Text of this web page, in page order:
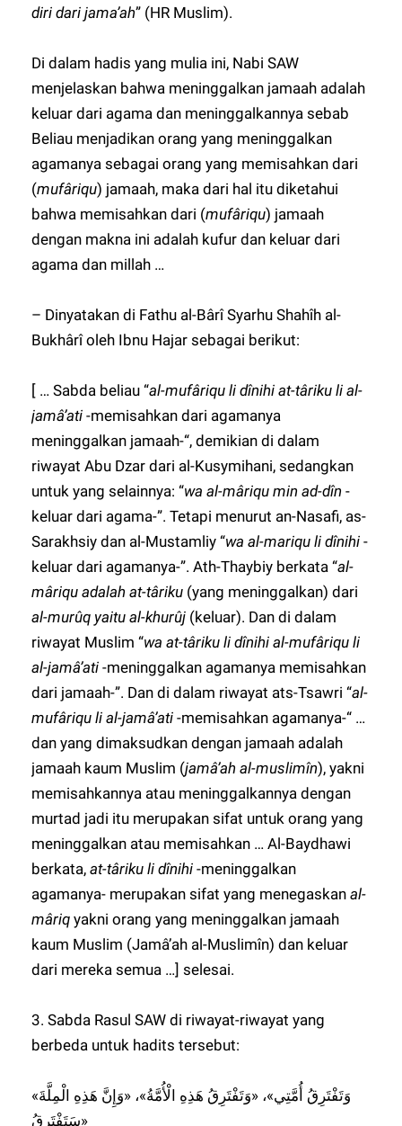
diri dari jama’ah” (HR Muslim).
Di dalam hadis yang mulia ini, Nabi SAW
menjelaskan bahwa meninggalkan jamaah adalah
keluar dari agama dan meninggalkannya sebab
Beliau menjadikan orang yang meninggalkan
agamanya sebagai orang yang memisahkan dari
(mufâriqu) jamaah, maka dari hal itu diketahui
bahwa memisahkan dari (mufâriqu) jamaah
dengan makna ini adalah kufur dan keluar dari
agama dan millah …
– Dinyatakan di Fathu al-Bârî Syarhu Shahîh al-
Bukhârî oleh Ibnu Hajar sebagai berikut:
[ … Sabda beliau “al-mufâriqu li dînihi at-târiku li al-
jamâ’ati -memisahkan dari agamanya
meninggalkan jamaah-“, demikian di dalam
riwayat Abu Dzar dari al-Kusymihani, sedangkan
untuk yang selainnya: “wa al-mâriqu min ad-dîn -
keluar dari agama-”. Tetapi menurut an-Nasafi, as-
Sarakhsiy dan al-Mustamliy “wa al-mariqu li dînihi-
keluar dari agamanya-”. Ath-Thaybiy berkata “al-
mâriqu adalah at-târiku (yang meninggalkan) dari
al-murûq yaitu al-khurûj (keluar). Dan di dalam
riwayat Muslim “wa at-târiku li dînihi al-mufâriqu li
al-jamâ’ati-meninggalkan agamanya memisahkan
dari jamaah-”. Dan di dalam riwayat ats-Tsawri “al-
mufâriqu li al-jamâ’ati -memisahkan agamanya-“ …
dan yang dimaksudkan dengan jamaah adalah
jamaah kaum Muslim (jamâ’ah al-muslimîn), yakni
memisahkannya atau meninggalkannya dengan
murtad jadi itu merupakan sifat untuk orang yang
meninggalkan atau memisahkan … Al-Baydhawi
berkata,at-târiku li dînihi -meninggalkan
agamanya- merupakan sifat yang menegaskanal-
mâriq yakni orang yang meninggalkan jamaah
kaum Muslim (Jamâ’ah al-Muslimîn) dan keluar
dari mereka semua …] selesai.
3. Sabda Rasul SAW di riwayat-riwayat yang
berbeda untuk hadits tersebut:
«وَتَفْتَرِقُ أُمَّتِي»، «وَتَفْتَرِقُ هَذِهِ الْأُمَّةُ»، «وَإِنَّ هَذِهِ الْمِلَّةَ
سَتَفْتَرِقُ»